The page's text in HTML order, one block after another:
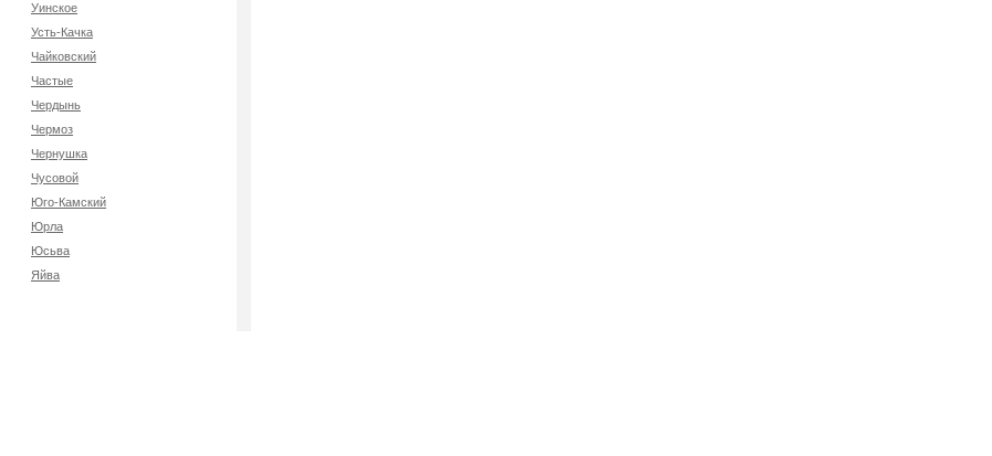
Уинское
Усть-Качка
Чайковский
Частые
Чердынь
Чермоз
Чернушка
Чусовой
Юго-Камский
Юрла
Юсьва
Яйва